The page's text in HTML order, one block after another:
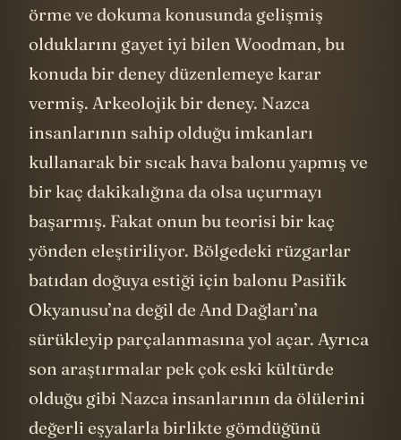
örme ve dokuma konusunda gelişmiş
olduklarını gayet iyi bilen Woodman, bu
konuda bir deney düzenlemeye karar
vermiş. Arkeolojik bir deney. Nazca
insanlarının sahip olduğu imkanları
kullanarak bir sıcak hava balonu yapmış ve
bir kaç dakikalığına da olsa uçurmayı
başarmış. Fakat onun bu teorisi bir kaç
yönden eleştiriliyor. Bölgedeki rüzgarlar
batıdan doğuya estiği için balonu Pasifik
Okyanusu’na değil de And Dağları’na
sürükleyip parçalanmasına yol açar. Ayrıca
son araştırmalar pek çok eski kültürde
olduğu gibi Nazca insanlarının da ölülerini
değerli eşyalarla birlikte gömdüğünü